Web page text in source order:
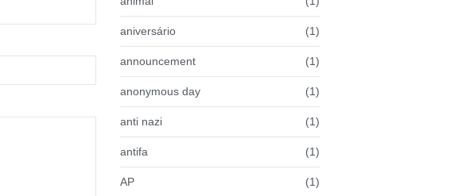
aniversário (1)
announcement (1)
anonymous day (1)
anti nazi (1)
antifa (1)
AP (1)